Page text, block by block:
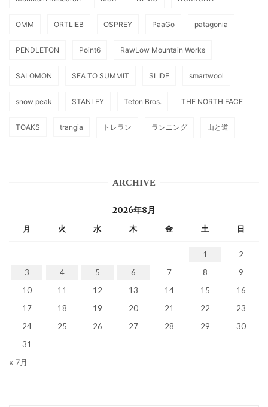
OMM ORTLIEB OSPREY PaaGo patagonia
PENDLETON Point6 RawLow Mountain Works
SALOMON SEA TO SUMMIT SLIDE smartwool
snow peak STANLEY Teton Bros. THE NORTH FACE
TOAKS trangia トレラン ランニング 山と道
ARCHIVE
2026年8月
月 火 水 木 金 土 日
1
2
3
4 5 6 7 8
9
10
11 12 13 14 15
16
17
18 19 20 21 22
23
24
25 26 27 28 29
30
31
« 7月